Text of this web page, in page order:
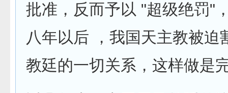
批准，反而予以 "超级绝罚"
八年以后 ，我国天主教被迫
教廷的一切关系，这样做是